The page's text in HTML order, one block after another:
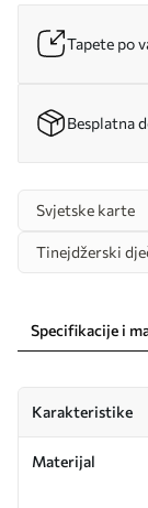
Tapete po
Besplatna
Svjetske karte
Tinejdžerski
Specifikacije i
Karakteristike
Materijal